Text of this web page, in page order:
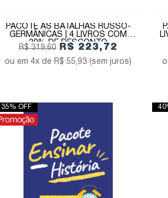
PACOTE AS BATALHAS RUSSO-
GERMÂNICAS | 4 LIVROS COM
30% DE DESCONTO
R$ 319,60 R$ 223,72
4x de R$ 55,93 (sem juros)
35% OFF